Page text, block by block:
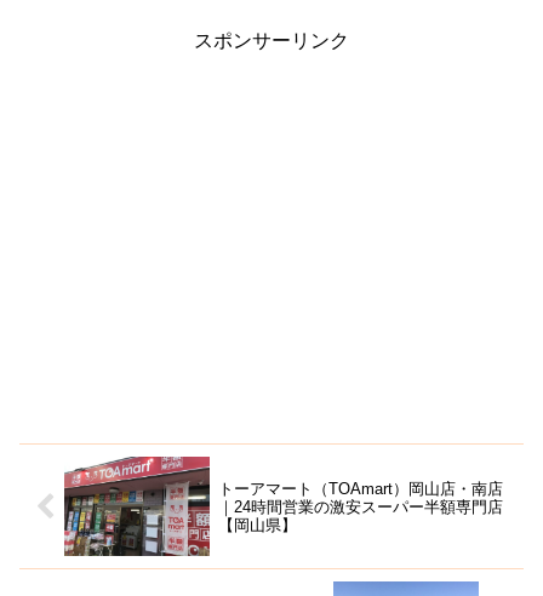
スポンサーリンク
トーアマート（TOAmart）岡山店・南店
｜24時間営業の激安スーパー半額専門店
【岡山県】